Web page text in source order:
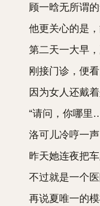
顾一晗无所谓的
他更关心的是，
第二天一大早，
刚接门诊，便看
因为女人还戴着
“请问，你哪里…
洛可儿冷哼一声
昨天她连夜把车
不过就是一个医
再说夏唯一的模